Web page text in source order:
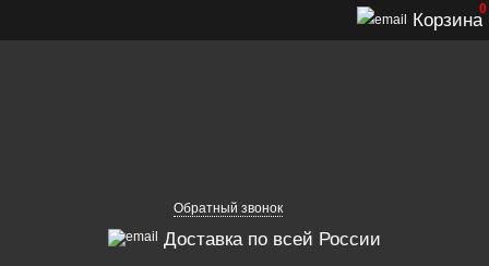
Обратный звонок
Доставка по всей России
Корзина
0